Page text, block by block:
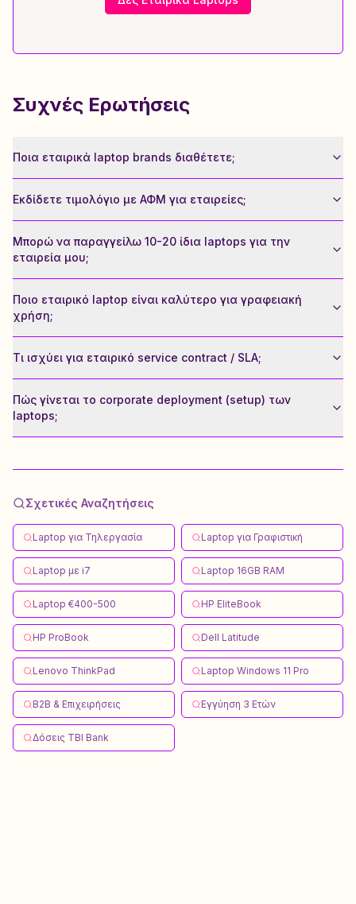
Συχνές Ερωτήσεις
Ποια εταιρικά laptop brands διαθέτετε;
Εκδίδετε τιμολόγιο με ΑΦΜ για εταιρείες;
Μπορώ να παραγγείλω 10-20 ίδια laptops για την
εταιρεία μου;
Ποιο εταιρικό laptop είναι καλύτερο για γραφειακή
χρήση;
Τι ισχύει για εταιρικό service contract / SLA;
Πώς γίνεται το corporate deployment (setup) των
laptops;
Σχετικές Αναζητήσεις
Laptop για Τηλεργασία Laptop για Γραφιστική
Laptop με i7 Laptop 16GB RAM
Laptop €400-500 HP EliteBook
HP ProBook Dell Latitude
Lenovo ThinkPad Laptop Windows 11 Pro
B2B & Επιχειρήσεις Εγγύηση 3 Ετών
Δόσεις TBI Bank